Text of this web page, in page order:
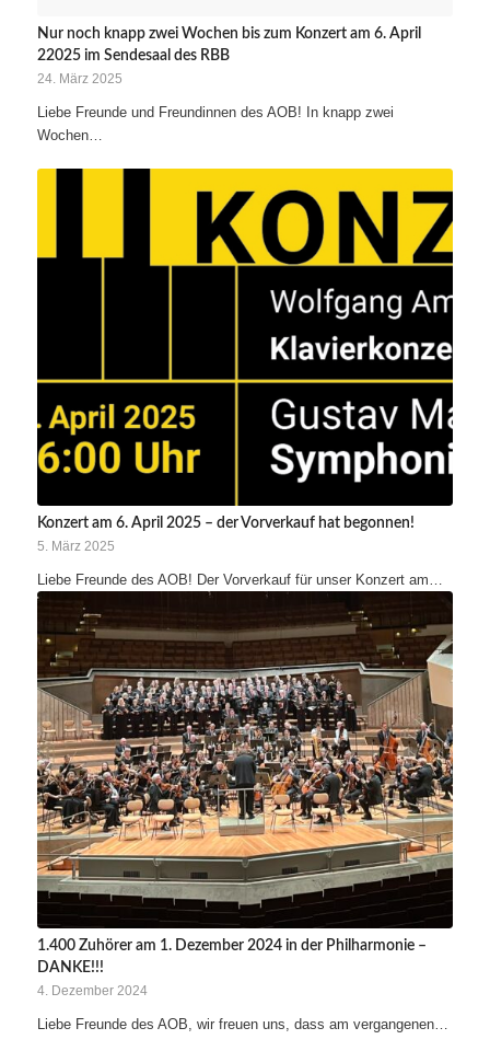
Nur noch knapp zwei Wochen bis zum Konzert am 6. April
22025 im Sendesaal des RBB
24. März 2025
Liebe Freunde und Freundinnen des AOB! In knapp zwei
Wochen…
Konzert am 6. April 2025 – der Vorverkauf hat begonnen!
5. März 2025
Liebe Freunde des AOB! Der Vorverkauf für unser Konzert am…
1.400 Zuhörer am 1. Dezember 2024 in der Philharmonie –
DANKE!!!
4. Dezember 2024
Liebe Freunde des AOB, wir freuen uns, dass am vergangenen…